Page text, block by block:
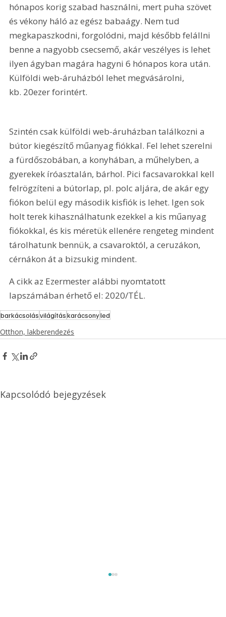
hónapos korig szabad használni, mert puha szövet
és vékony háló az egész babaágy. Nem tud
megkapaszkodni, forgolódni, majd később felállni
benne a nagyobb csecsemő, akár veszélyes is lehet
ilyen ágyban magára hagyni 6 hónapos kora után.
Külföldi web-áruházból lehet megvásárolni,
kb. 20ezer forintért.
Szintén csak külföldi web-áruházban találkozni a
bútor kiegészítő műanyag fiókkal. Fel lehet szerelni
a fürdőszobában, a konyhában, a műhelyben, a
gyerekek íróasztalán, bárhol. Pici facsavarokkal kell
felrögzíteni a bútorlap, pl. polc aljára, de akár egy
fiókon belül egy második kisfiók is lehet. Igen sok
holt terek kihasználhatunk ezekkel a kis műanyag
fiókokkal, és kis méretük ellenére rengeteg mindent
tárolhatunk bennük, a csavaroktól, a ceruzákon,
cérnákon át a bizsukig mindent.
A cikk az Ezermester alábbi nyomtatott
lapszámában érhető el: 2020/TÉL.
barkácsolásvilágításkarácsonyled
Otthon, lakberendezés
Kapcsolódó bejegyzések